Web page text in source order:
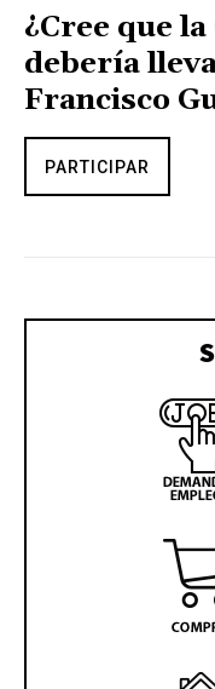
¿Cree que
debería
Francisco
PARTICIPAR